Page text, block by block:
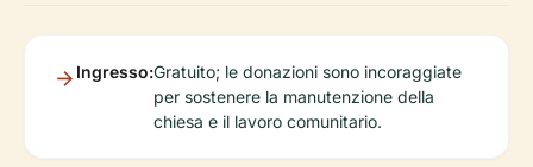
Ingresso:Gratuito; le donazioni sono incoraggiate
per sostenere la manutenzione della
chiesa e il lavoro comunitario.